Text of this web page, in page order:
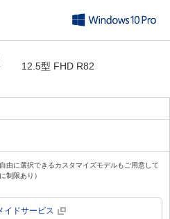
12.5型 FHD R82
由に選択できるカスタマイズモデルもご用意して
制限あり）
イドサービス